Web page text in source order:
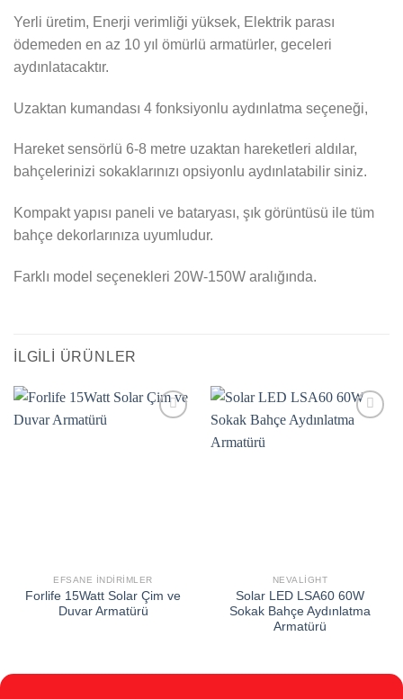
Yerli üretim, Enerji verimliği yüksek, Elektrik parası
ödemeden en az 10 yıl ömürlü armatürler, geceleri
aydınlatacaktır.
Uzaktan kumandası 4 fonksiyonlu aydınlatma seçeneği,
Hareket sensörlü 6-8 metre uzaktan hareketleri aldılar,
bahçelerinizi sokaklarınızı opsiyonlu aydınlatabilir siniz.
Kompakt yapısı paneli ve bataryası, şık görüntüsü ile tüm
bahçe dekorlarınıza uyumludur.
Farklı model seçenekleri 20W-150W aralığında.
İLGILI ÜRÜNLER
EFSANE İNDIRIMLER
Forlife 15Watt Solar Çim ve
Duvar Armatürü
NEVALIGHT
Solar LED LSA60 60W
Sokak Bahçe Aydınlatma
Armatürü